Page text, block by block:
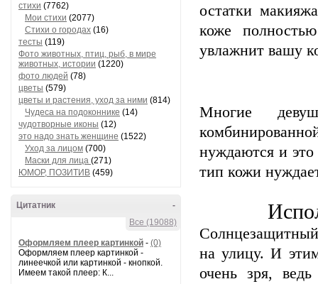
стихи (7762)
Мои стихи (2077)
Стихи о городах (16)
тесты (119)
Фото животных, птиц, рыб, в мире
животных, истории (1220)
фото людей (78)
цветы (579)
цветы и растения, уход за ними (814)
Чудеса на подоконнике (14)
чудотворные иконы (12)
это надо знать женщине (1522)
Уход за лицом (700)
Маски для лица (271)
ЮМОР, ПОЗИТИВ (459)
-
Цитатник
Все (19088)
Оформляем плеер картинкой - (0)
Оформляем плеер картинкой -
линеечкой или картинкой - кнопкой.
Имеем такой плеер: К...
остатки
коже
увлажнит вашу
Многие
нуждаются и
тип кожи
на улицу. И
очень зря,